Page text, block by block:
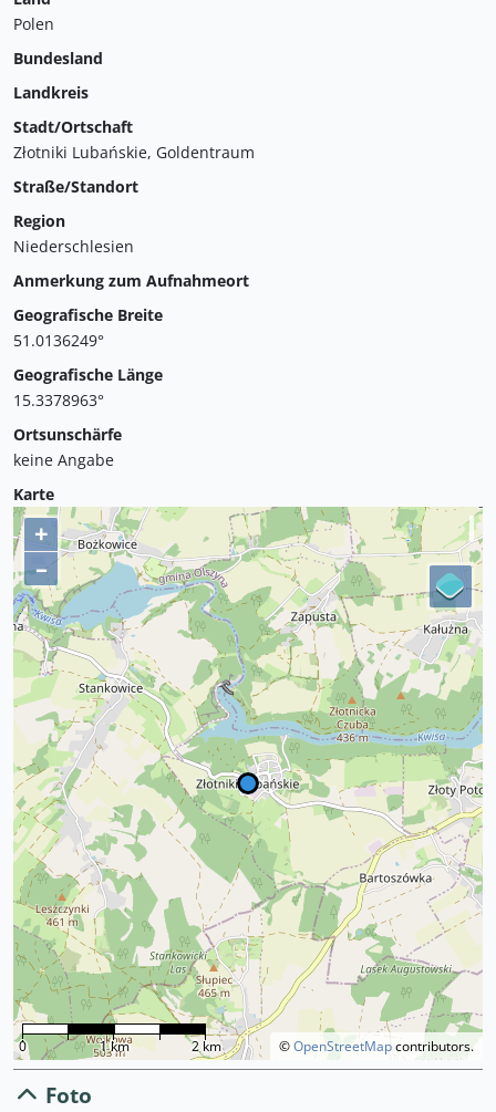
Polen
Bundesland
Landkreis
Stadt/Ortschaft
Złotniki Lubańskie, Goldentraum
Straße/Standort
Region
Niederschlesien
Anmerkung zum Aufnahmeort
Geografische Breite
51.0136249°
Geografische Länge
15.3378963°
Ortsunschärfe
keine Angabe
Karte
+
–
©OpenStreetMapcontributors.
0 1 km 2 km
Foto